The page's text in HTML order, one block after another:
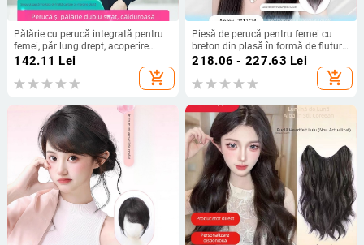
Pălărie cu perucă integrată pentru
femei, păr lung drept, acoperire
completă a capului, model 966, stil
142.11 Lei
add_shopping_cart
Piesă de perucă pentru femei cu
breton din plasă în formă de fluture,
păr natural, model 712, păr drept,
poate fi vopsită și îndreptată
218.06 - 227.63 Lei
add_shopping_cart